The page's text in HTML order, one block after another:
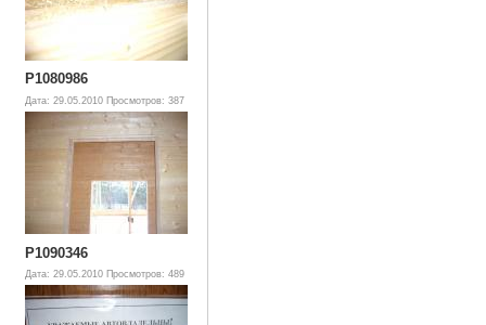
P1080986
Дата: 29.05.2010 Просмотров: 387
P1090346
Дата: 29.05.2010 Просмотров: 489